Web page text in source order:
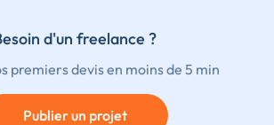
d'un freelance ?
premiers devis en moins de 5 min
Publier un projet